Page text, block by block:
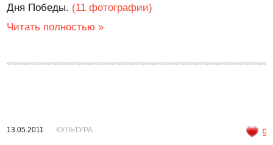
Дня Победы. (11 фотографии)
Читать полностью »
13.05.2011 КУЛЬТУРА 9